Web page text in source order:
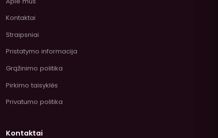
Kontaktai
Straipsniai
Pristatymo informacija
Grąžinimo politika
Pirkimo taisyklės
Privatumo politika
Kontaktai